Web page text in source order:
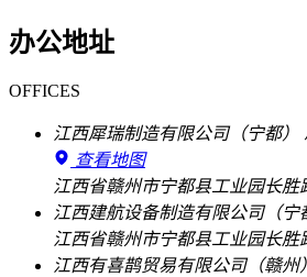
办公地址
OFFICES
江西犀瑞制造有限公司（宁都）
查看地图
江西省赣州市宁都县工业园长胜
江西建航设备制造有限公司（宁
江西省赣州市宁都县工业园长胜
江西有喜鹊贸易有限公司（赣州）